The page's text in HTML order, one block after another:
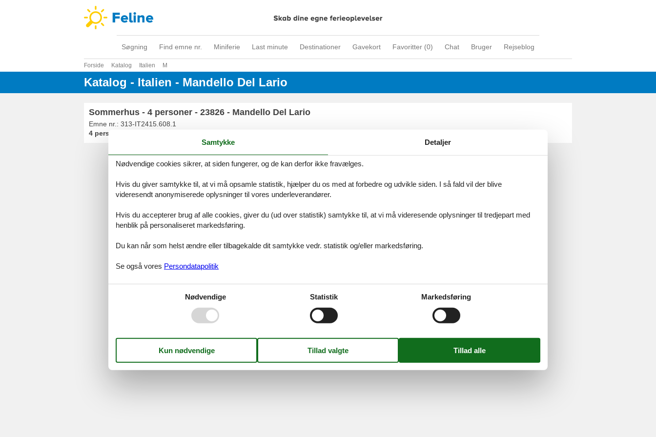
Søgning Find emne nr. Miniferie Last minute Destinationer Gavekort Favoritter (0) Chat Bruger Rejseblog
Forside Katalog Italien M
Katalog - Italien - Mandello Del Lario
Sommerhus - 4 personer - 23826 - Mandello Del Lario
Emne nr.: 313-IT2415.608.1
4 personer
Gavekort
Tilbudsmail
Persondatapolitik
Cookies
FAQ
Kontakt
©Feline Holidays-Feline Holidays A/S
Følg os
Samtykke Detaljer
Nødvendige cookies sikrer, at siden fungerer, og de kan derfor ikke fravælges.
Hvis du giver samtykke til, at vi må opsamle statistik, hjælper du os med at forbedre og udvikle siden. I så fald vil der blive
videresendt anonymiserede oplysninger til vores underleverandører.
Hvis du accepterer brug af alle cookies, giver du (ud over statistik) samtykke til, at vi må videresende oplysninger til tredjepart med
henblik på personaliseret markedsføring.
Du kan når som helst ændre eller tilbagekalde dit samtykke vedr. statistik og/eller markedsføring.
Se også vores Persondatapolitik
Nødvendige Statistik Markedsføring